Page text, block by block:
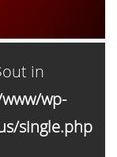
in
wp-
single.php